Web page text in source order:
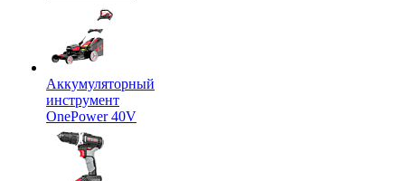
Аккумуляторный
инструмент
OnePower 40V